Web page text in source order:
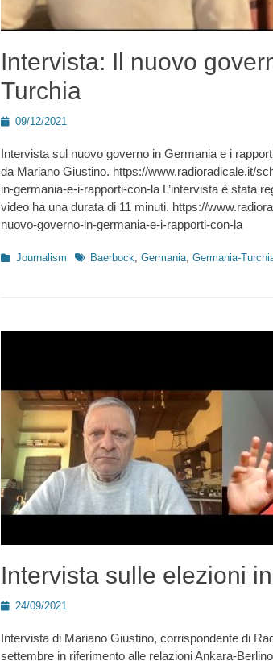
Intervista: Il nuovo
Turchia
Posted09/12/2021
Intervista sul nuovo governo in Germania e i
da Mariano Giustino. https://www.radioradicale.it/
in-germania-e-i-rapporti-con-la L’intervista è stata
video ha una durata di 11 minuti. https://
nuovo-governo-in-germania-e-i-rapporti-con-la
Kategorien
Journalism Schlagworte
Baerbock, Germania, Germania-
Intervista sulle elezioni
Posted24/09/2021
Intervista di Mariano Giustino, corrispondente di
settembre in riferimento alle relazioni Ankara-